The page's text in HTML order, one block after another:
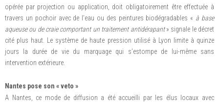
opérée par projection ou application, doit obligatoirement être effectuée à
travers un pochoir avec de l’eau ou des peintures biodégradables « à base
aqueuse ou de craie comportant un traitement antidérapant» signale le décret
cité plus haut. Le système de haute pression utilisé à Lyon limite à quinze
jours la durée de vie du marquage qui s’estompe de lui-même sans
intervention extérieure.
Nantes pose son « veto »
A Nantes, ce mode de diffusion a été accueilli par les élus locaux avec